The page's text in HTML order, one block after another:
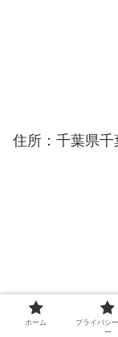
住所：千葉県
ホーム
プライバシ
ー